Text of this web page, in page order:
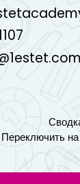
Переключить